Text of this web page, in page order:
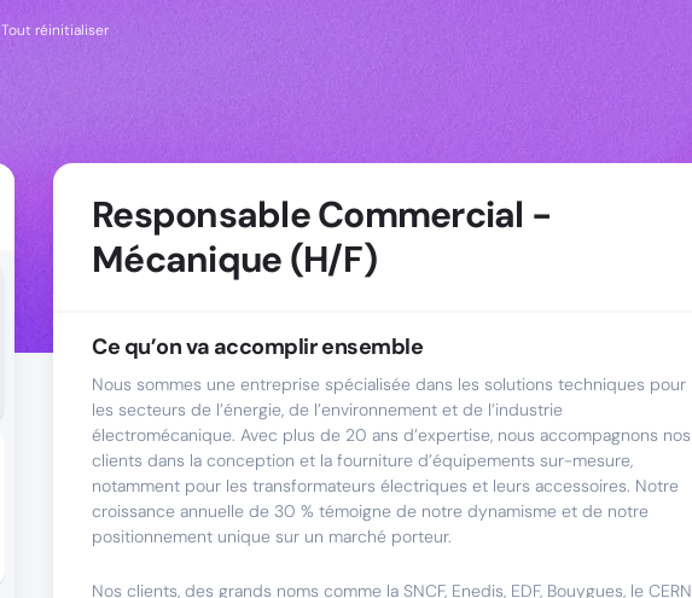
Tout réinitialiser
Responsable Commercial -
Mécanique (H/F)
Ce qu’on va accomplir ensemble
Nous sommes une entreprise spécialisée dans les solutions techniques pour
les secteurs de l’énergie, de l’environnement et de l’industrie
électromécanique. Avec plus de 20 ans d’expertise, nous accompagnons nos
clients dans la conception et la fourniture d’équipements sur-mesure,
notamment pour les transformateurs électriques et leurs accessoires. Notre
croissance annuelle de 30 % témoigne de notre dynamisme et de notre
positionnement unique sur un marché porteur.
Nos clients, des grands noms comme la SNCF, Enedis, EDF, Bouygues, le CERN